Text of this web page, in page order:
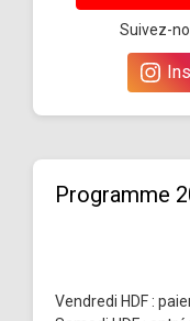
Suivez-
Programme
Vendredi HDF :